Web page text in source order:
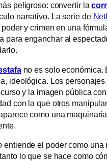
peligroso: convertir la
narrativo. La serie de
y crimen en una
para enganchar al
no es solo económica.
ideológica. Los
y la imagen pública
con la que otros
como una
entiende el poder como una
lo que se hace como